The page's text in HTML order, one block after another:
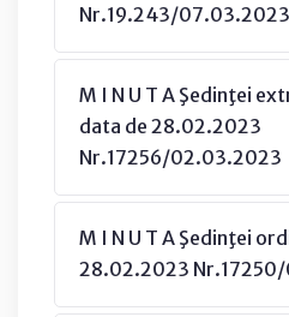
Nr.19.243/07.03.2023
M I N U T A Şedinţei
data de 28.02.2023
Nr.17256/02.03.2023
M I N U T A Şedinţei
28.02.2023